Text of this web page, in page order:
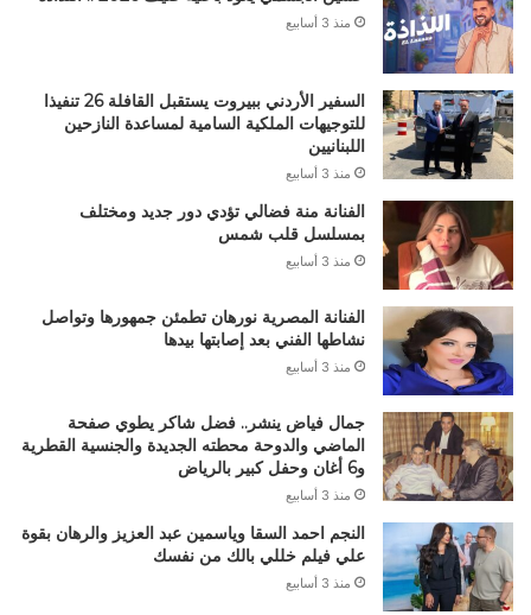
منذ 3 أسابيع
السفير الأردني ببيروت يستقبل القافلة 26 تنفيذا
للتوجيهات الملكية السامية لمساعدة النازحين
اللبنانيين
منذ 3 أسابيع
الفنانة منة فضالي تؤدي دور جديد ومختلف
بمسلسل قلب شمس
منذ 3 أسابيع
الفنانة المصرية نورهان تطمئن جمهورها وتواصل
نشاطها الفني بعد إصابتها بيدها
منذ 3 أسابيع
جمال فياض ينشر.. فضل شاكر يطوي صفحة
الماضي والدوحة محطته الجديدة والجنسية القطرية
و6 أغان وحفل كبير بالرياض
منذ 3 أسابيع
النجم احمد السقا وياسمين عبد العزيز والرهان بقوة
علي فيلم خللي بالك من نفسك
منذ 3 أسابيع